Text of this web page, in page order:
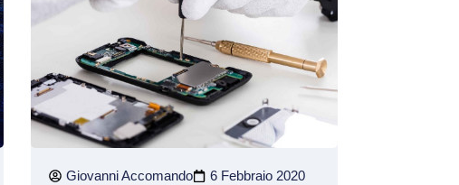
Giovanni Accomando 6 Febbraio 2020